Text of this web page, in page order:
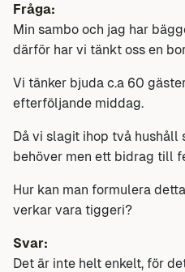
Fråga:
Min sambo och jag har
därför har vi tänkt oss en
Vi tänker bjuda c.a 60
efterföljande middag.
Då vi slagit ihop två hushåll
behöver men ett bidrag till
Hur kan man formulera
verkar vara tiggeri?
Svar:
Det är inte helt enkelt, för